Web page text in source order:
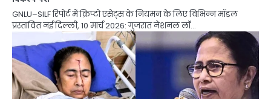
GNLU–SILF रिपोर्ट में क्रिप्टो एसेट्स के नियमन के लिए विभिन्न मॉडल
प्रस्तावित नई दिल्ली, 10 मार्च 2026: गुजरात नेशनल लॉ…